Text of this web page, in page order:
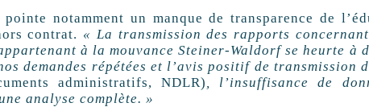
pointe notamment un manque de transparence de
contrat. « La transmission des rapports
à la mouvance Steiner-Waldorf se heurte à
demandes répétées et l’avis positif de transmission
administratifs, NDLR), l’insuffisance de
analyse complète. »